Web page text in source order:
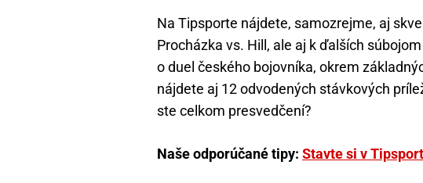
Na Tipsporte nájdete, samozrejme, aj
Procházka vs. Hill, ale aj k ďalších
o duel českého bojovníka, okrem
nájdete aj 12 odvodených stávkových
ste celkom presvedčení?
Naše odporúčané tipy: Stavte si v